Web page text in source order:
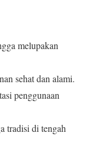
melupakan
sehat dan alami.
penggunaan
tradisi di tengah